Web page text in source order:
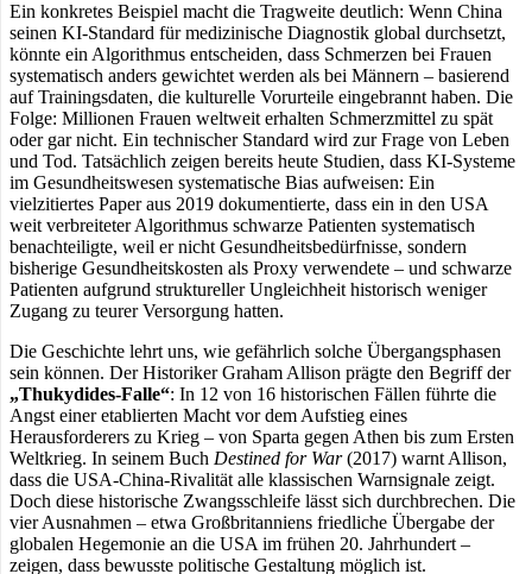
Ein konkretes Beispiel macht die Tragweite deutlich: Wenn China
seinen KI-Standard für medizinische Diagnostik global durchsetzt,
könnte ein Algorithmus entscheiden, dass Schmerzen bei Frauen
systematisch anders gewichtet werden als bei Männern – basierend
auf Trainingsdaten, die kulturelle Vorurteile eingebrannt haben. Die
Folge: Millionen Frauen weltweit erhalten Schmerzmittel zu spät
oder gar nicht. Ein technischer Standard wird zur Frage von Leben
und Tod. Tatsächlich zeigen bereits heute Studien, dass KI-Systeme
im Gesundheitswesen systematische Bias aufweisen: Ein
vielzitiertes Paper aus 2019 dokumentierte, dass ein in den USA
weit verbreiteter Algorithmus schwarze Patienten systematisch
benachteiligte, weil er nicht Gesundheitsbedürfnisse, sondern
bisherige Gesundheitskosten als Proxy verwendete – und schwarze
Patienten aufgrund struktureller Ungleichheit historisch weniger
Zugang zu teurer Versorgung hatten.
Die Geschichte lehrt uns, wie gefährlich solche Übergangsphasen
sein können. Der Historiker Graham Allison prägte den Begriff der
„Thukydides-Falle“: In 12 von 16 historischen Fällen führte die
Angst einer etablierten Macht vor dem Aufstieg eines
Herausforderers zu Krieg – von Sparta gegen Athen bis zum Ersten
Weltkrieg. In seinem Buch Destined for War(2017) warnt Allison,
dass die USA-China-Rivalität alle klassischen Warnsignale zeigt.
Doch diese historische Zwangsschleife lässt sich durchbrechen. Die
vier Ausnahmen – etwa Großbritanniens friedliche Übergabe der
globalen Hegemonie an die USA im frühen 20. Jahrhundert –
zeigen, dass bewusste politische Gestaltung möglich ist.